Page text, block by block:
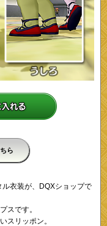
ら
衣装が、DQXショップで
スです。
スリッポン。